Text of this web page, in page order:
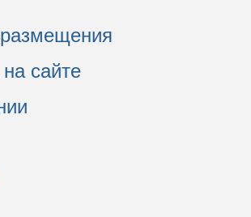
сайте